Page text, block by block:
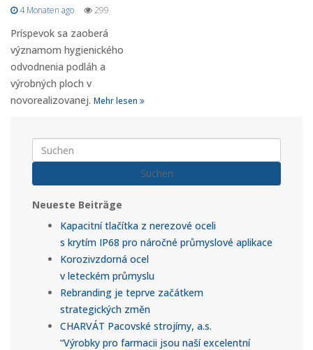
4 Monaten ago
299
Príspevok sa zaoberá
významom hygienického
odvodnenia podláh a
výrobných ploch v
novorealizovanej. Mehr lesen
Suchen
Neueste Beiträge
Kapacitní tlačítka z nerezové oceli
s krytím IP68 pro náročné průmyslové aplikace
Korozivzdorná ocel
v leteckém průmyslu
Rebranding je teprve začátkem
strategických změn
CHARVÁT Pacovské strojírny, a.s.
“Výrobky pro farmacii jsou naší excelentní